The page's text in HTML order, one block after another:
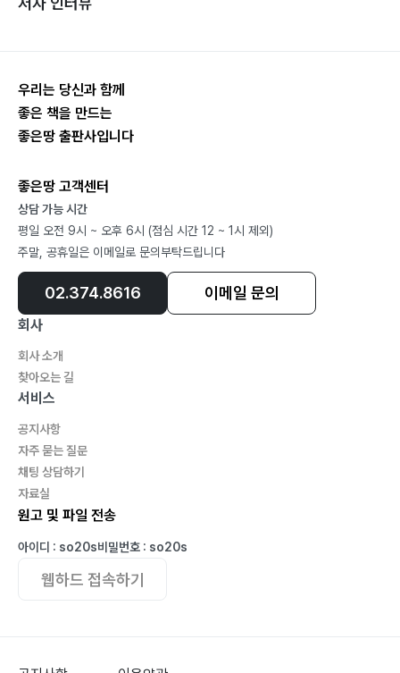
우리는 당신과 함께
좋은 책을 만드는
좋은땅 출판사입니다
좋은땅 고객센터
상담 가능 시간
평일 오전 9시 ~ 오후 6시 (점심 시간 12 ~ 1시 제외)
주말, 공휴일은 이메일로 문의부탁드립니다
02.374.8616 이메일 문의
회사
회사 소개
찾아오는 길
서비스
공지사항
자주 묻는 질문
채팅 상담하기
자료실
원고 및 파일 전송
아이디 : so20s비밀번호 : so20s
웹하드 접속하기